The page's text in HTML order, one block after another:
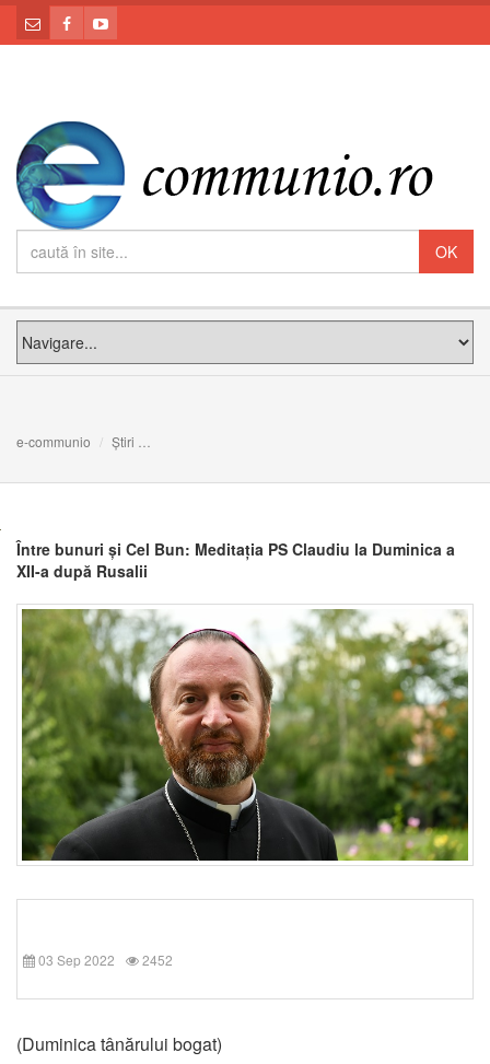
e-communio Știri
Între bunuri și Cel Bun: Meditația PS Claudiu la Duminica a
XII-a după Rusalii
03 Sep 2022 2452
(Duminica tânărului bogat)